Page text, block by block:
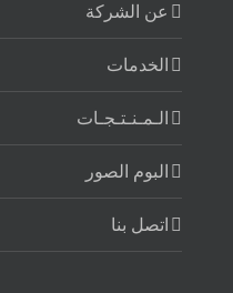
عن الشركة
الخدمات
الـمـنـتـجـات
البوم الصور
اتصل بنا